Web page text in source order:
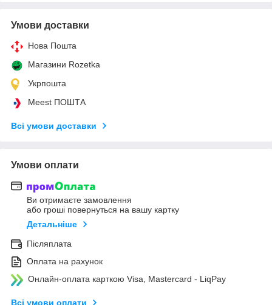
Умови доставки
Нова Пошта
Магазини Rozetka
Укрпошта
Meest ПОШТА
Всі умови доставки
Умови оплати
Ви отримаєте замовлення
або гроші повернуться на вашу картку
Детальніше
Післяплата
Оплата на рахунок
Онлайн-оплата карткою Visa, Mastercard - LiqPay
Всі умови оплати